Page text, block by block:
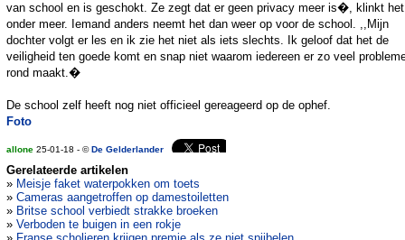
van school en is geschokt. Ze zegt dat er geen privacy meer is�, klinkt het
onder meer. Iemand anders neemt het dan weer op voor de school. ,,Mijn
dochter volgt er les en ik zie het niet als iets slechts. Ik geloof dat het de
veiligheid ten goede komt en snap niet waarom iedereen er zo veel
rond maakt.�
De school zelf heeft nog niet officieel gereageerd op de ophef.
Foto
allone 25-01-18 - ©De Gelderlander
Gerelateerde artikelen
» Meisje faket waterpokken om toets
» Cameras aangetroffen op damestoiletten
» Britse school verbiedt strakke broeken
» Verboden te buigen in een rokje